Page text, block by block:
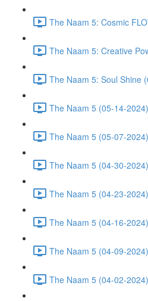
The Naam 5: Cosmic
The Naam 5: Creative
The Naam 5: Soul Shine
The Naam 5 (05-14-
The Naam 5 (05-07-
The Naam 5 (04-30-
The Naam 5 (04-23-
The Naam 5 (04-16-
The Naam 5 (04-09-
The Naam 5 (04-02-